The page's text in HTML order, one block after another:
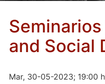
and Social
Mar, 30-05-2023; 19:00